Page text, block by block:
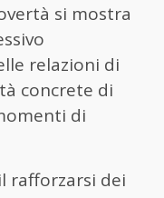
si mostra
relazioni di
concrete di
di
rafforzarsi dei